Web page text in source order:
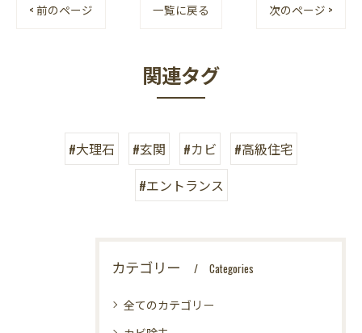
< 前のページ 一覧に戻る 次のページ >
関連タグ
#大理石 #玄関 #カビ
#高級住宅
#エントランス
カテゴリー Categories
全てのカテゴリー